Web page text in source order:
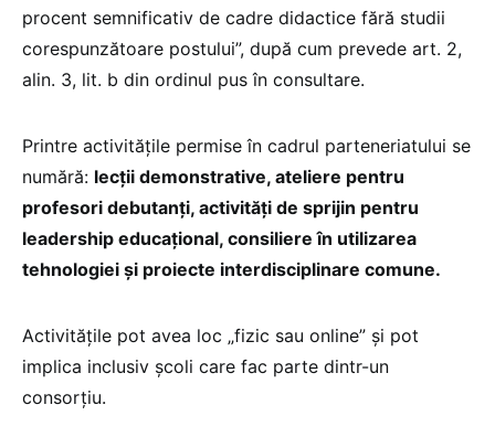
procent semnificativ de cadre didactice fără studii
corespunzătoare postului”, după cum prevede art. 2,
alin. 3, lit. b din ordinul pus în consultare.
Printre activitățile permise în cadrul parteneriatului se
numără: lecții demonstrative, ateliere pentru
profesori debutanți, activități de sprijin pentru
leadership educațional, consiliere în utilizarea
tehnologiei și proiecte interdisciplinare comune.
Activitățile pot avea loc „fizic sau online” și pot
implica inclusiv școli care fac parte dintr-un
consorțiu.